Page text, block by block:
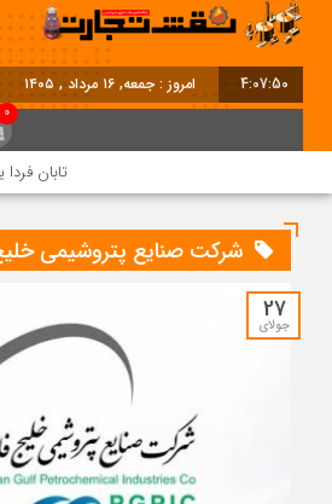
4:07:50 امروز : جمعه, ۱۶ مرداد , ۱۴۰۵
0
تابان فردا
شرکت صنایع پتروشیمی
27
جولای